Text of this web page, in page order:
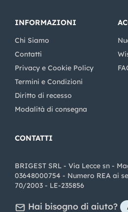
INFORMAZIONI
Chi Siamo
Contatti
Privacy e Cookie Policy
Termini e Condizioni
Diritto di recesso
Modalità di consegna
CONTATTI
BRIGEST SRL - Via Lecce sn -
03648000754 - Numero REA ai
70/2003 - LE-235856
Hai bisogno di aiuto?